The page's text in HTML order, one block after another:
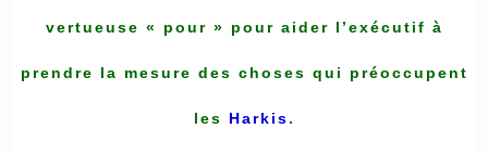
vertueuse « pour » pour aider l’exécutif à
prendre la mesure des choses qui préoccupent
les Harkis.